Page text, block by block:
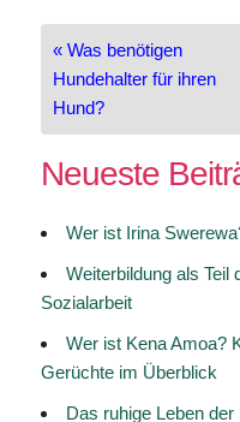
« Was benötigen
Hundehalter für ihren
Hund?
Neueste
Wer ist Irina
Weiterbildung als Teil
Sozialarbeit
Wer ist Kena Amoa?
Gerüchte im Überblick
Das ruhige Leben